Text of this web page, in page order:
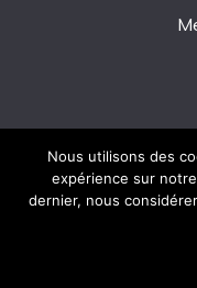
All
Proudly powered
Nous utilisons des
expérience sur
dernier, nous